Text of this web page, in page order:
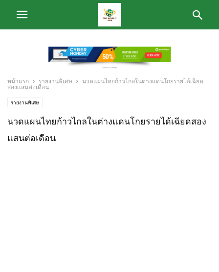
หน้าแรก รายงานพิเศษ
นวดแผนไทยก้าวไกลในต่างแดนโกยรายได้เฉียด
สองแสนต่อเดือน
รายงานพิเศษ
นวดแผนไทยก้าวไกลในต่างแดนโกยรายได้เฉียดสอง
แสนต่อเดือน